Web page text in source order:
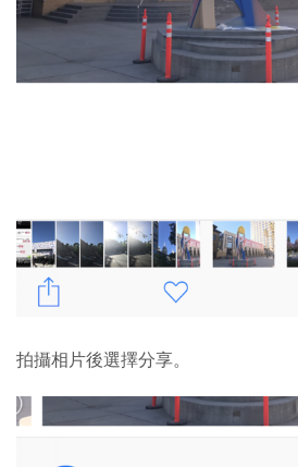
拍攝相片後選擇分享。